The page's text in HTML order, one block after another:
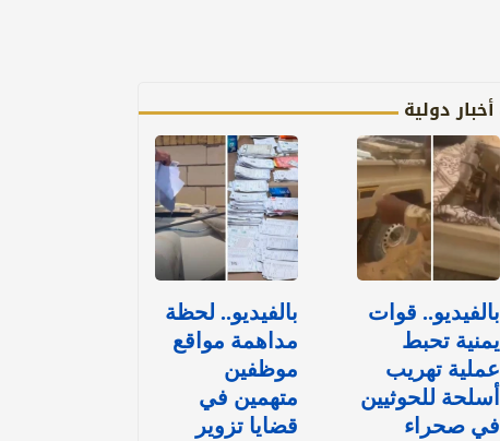
أخبار دولية
بالفيديو.. قوات
يمنية تحبط
عملية تهريب
أسلحة للحوثيين
في صحراء
بالفيديو.. لحظة
مداهمة مواقع
موظفين
متهمين في
قضايا تزوير